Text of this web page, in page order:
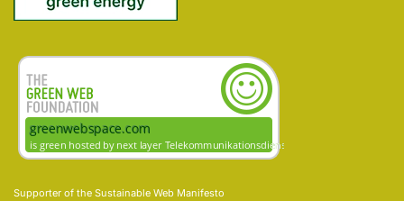
Supporter of the Sustainable Web Manifesto